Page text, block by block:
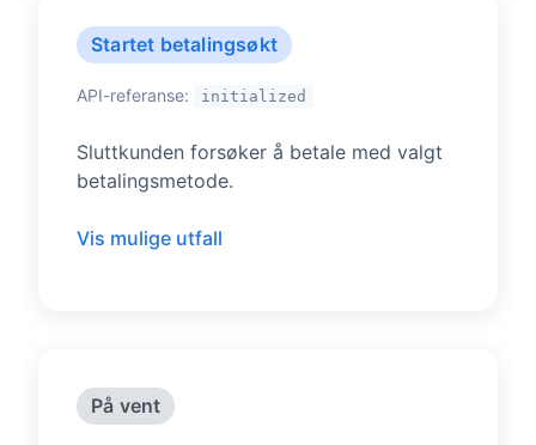
Startet betalingsøkt
API-referanse: initialized
Sluttkunden forsøker å betale med valgt
betalingsmetode.
Vis mulige utfall
På vent